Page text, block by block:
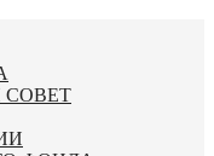
СОВЕТ